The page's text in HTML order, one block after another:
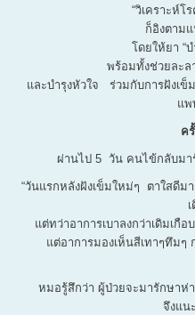
“วิเคราะห์โ
ก็อิงตาม
โดยให้ยา “บ
พร้อมทั้งช่วยละล
และบำรุงหัวใจ ร่วมกับการฝังเข็
แพ
ค
ผ่านไป 5 วัน คนไข้กลับม
“วันแรกหลังฝังเข็มใหม่ๆ ตาใสดี
แต่ทว่าอาการเบาลงกว่าเดิมเกื
แต่อาการมองเห็นสีเทาๆทึมๆ
หมอรู้สึกว่า ผู้ป่วยจะมารักษาห่
จึงแน